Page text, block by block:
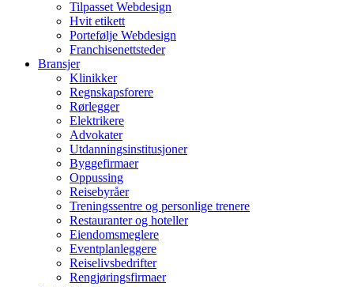
Tilpasset Webdesign
Hvit etikett
Portefølje Webdesign
Franchisenettsteder
Bransjer
Klinikker
Regnskapsforere
Rørlegger
Elektrikere
Advokater
Utdanningsinstitusjoner
Byggefirmaer
Oppussing
Reisebyråer
Treningssentre og personlige trenere
Restauranter og hoteller
Eiendomsmeglere
Eventplanleggere
Reiselivsbedrifter
Rengjøringsfirmaer